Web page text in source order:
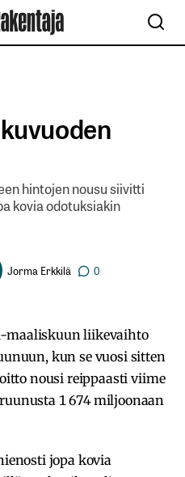
hintojen nousu siivitti
kovia odotuksiakin
Jorma Erkkilä 0
maaliskuun liikevaihto
kun se vuosi sitten
nousi reippaasti viime
1 674 miljoonaan
jopa kovia